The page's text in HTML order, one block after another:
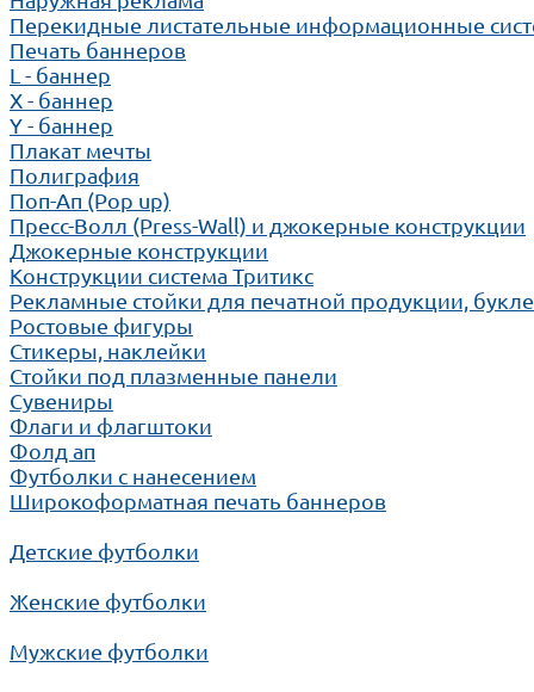
Перекидные листательные информационные
Печать баннеров
L - баннер
X - баннер
Y - баннер
Плакат мечты
Полиграфия
Поп-Ап (Pop up)
Пресс-Волл (Press-Wall) и джокерные конструкции
Джокерные конструкции
Конструкции система Тритикс
Рекламные стойки для печатной продукции,
Ростовые фигуры
Стикеры, наклейки
Стойки под плазменные панели
Сувениры
Флаги и флагштоки
Фолд ап
Футболки с нанесением
Широкоформатная печать баннеров
Детские футболки
Женские футболки
Мужские футболки